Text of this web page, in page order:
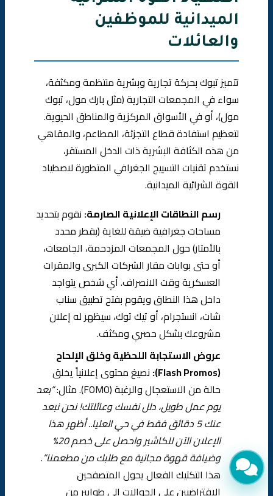
الميدانية للموظفين
والعائلات
تتميز تبوك بحركة تجارية وبشرية منتظمة ومكثفة،
سواء في المجمعات التجارية (مثل بارك مول، تبوك
مول)، أو في الأسواق المركزية والمناطق الحيوية.
لتعظيم استفادة قطاع التجزئة، المطاعم، والمقاهي
من هذه الكثافة البشرية ذات الدخل المستقر،
نستخدم تقنيات التسييج الجغرافي المتطورة لاصطياد
القوة الشرائية الميدانية.
رسم النطاقات الإعلانية الصارمة: نقوم بتحديد
مساحات جغرافية ضيقة للغاية (بقطر محدد
بالأمتار) حول المجمعات المزدحمة، الجامعات،
أو حتى بوابات مقار الشركات الكبرى والمقرات
العسكرية وقت الانصراف. أي شخص يتواجد
داخل هذا النطاق ويقوم بفتح تطبيق سناب
شات، انستجرام، أو تيك توك، سيظهر له إعلان
مشروعك بشكل حصري ومكثف.
عروض الاستجابة اللحظية وخلق الإلحاح
(Flash Promos):
نصيغ محتوى إعلانياً يخلق
حالة من الاستعجال والرغبة (FOMO). مثال:
“بعد
يوم عمل طويل، دلل نفسك وعائلتك! نحن نبعد
عنك 5 دقائق فقط في حي العليا.. أظهر هذا
الإعلان الآن للكاشير واحصل على خصم 20%
وضيافة قهوة مجانية مع طلبك من مطعمنا”.
هذا التكتيك الفعال يحول المتصفحين
الافتراضيين على الجوالات إلى طوابير من